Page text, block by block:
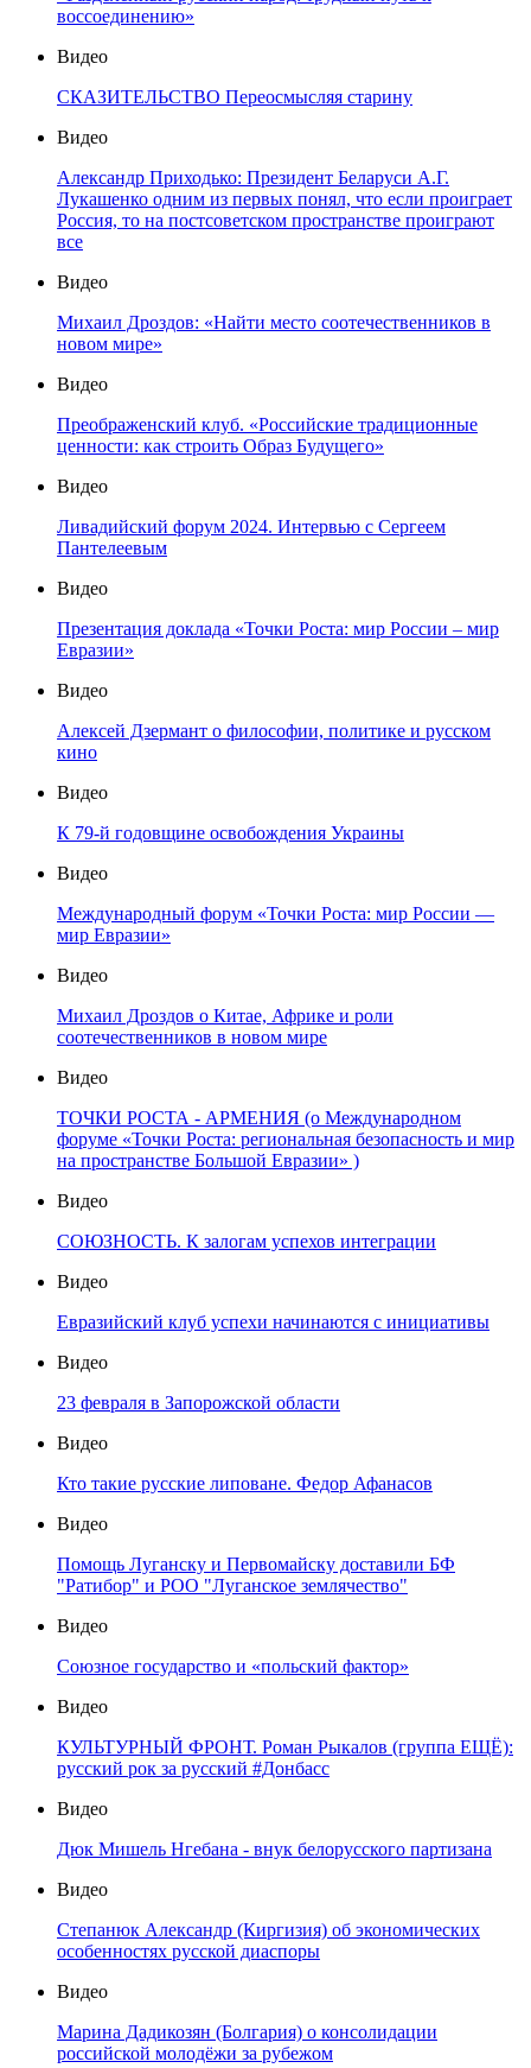
воссоединению»
Видео
СКАЗИТЕЛЬСТВО Переосмысляя старину
Видео
Александр Приходько: Президент Беларуси А.Г.
Лукашенко одним из первых понял, что если проиграет
Россия, то на постсоветском пространстве проиграют
все
Видео
Михаил Дроздов: «Найти место соотечественников в
новом мире»
Видео
Преображенский клуб. «Российские традиционные
ценности: как строить Образ Будущего»
Видео
Ливадийский форум 2024. Интервью с Сергеем
Пантелеевым
Видео
Презентация доклада «Точки Роста: мир России – мир
Евразии»
Видео
Алексей Дзермант о философии, политике и русском
кино
Видео
К 79-й годовщине освобождения Украины
Видео
Международный форум «Точки Роста: мир России —
мир Евразии»
Видео
Михаил Дроздов о Китае, Африке и роли
соотечественников в новом мире
Видео
ТОЧКИ РОСТА - АРМЕНИЯ (о Международном
форуме «Точки Роста: региональная безопасность и мир
на пространстве Большой Евразии» )
Видео
СОЮЗНОСТЬ. К залогам успехов интеграции
Видео
Евразийский клуб успехи начинаются с инициативы
Видео
23 февраля в Запорожской области
Видео
Кто такие русские липоване. Федор Афанасов
Видео
Помощь Луганску и Первомайску доставили БФ
"Ратибор" и РОО "Луганское землячество"
Видео
Союзное государство и «польский фактор»
Видео
КУЛЬТУРНЫЙ ФРОНТ. Роман Рыкалов (группа ЕЩЁ):
русский рок за русский #Донбасс
Видео
Дюк Мишель Нгебана - внук белорусского партизана
Видео
Степанюк Александр (Киргизия) об экономических
особенностях русской диаспоры
Видео
Марина Дадикозян (Болгария) о консолидации
российской молодёжи за рубежом